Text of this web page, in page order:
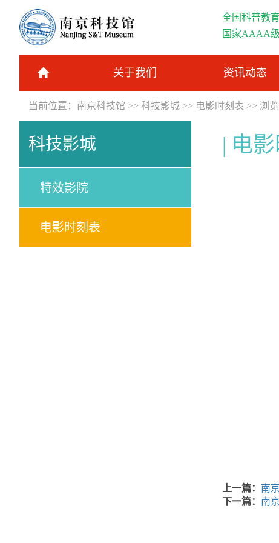
全国科普教
国家AAAA
关于我们 资讯动态
当前位置： 南京科技馆 >> 科技影城 >> 电影时刻表 >> 浏
科技影城
特效影院
电影时刻表
电
上一篇： 南
下一篇： 南